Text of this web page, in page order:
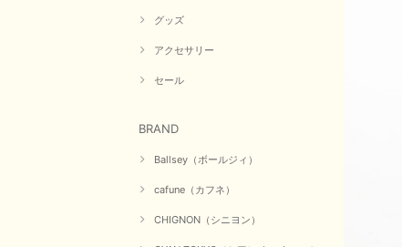
グッズ
アクセサリー
セール
BRAND
Ballsey（ボールジィ）
cafune（カフネ）
CHIGNON（シニヨン）